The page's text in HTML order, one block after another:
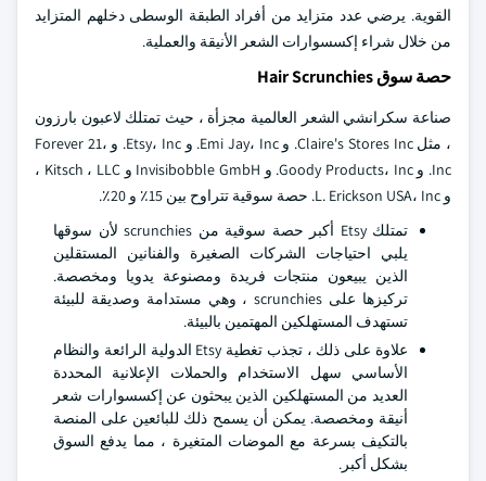
القوية. يرضي عدد متزايد من أفراد الطبقة الوسطى دخلهم المتزايد
من خلال شراء إكسسوارات الشعر الأنيقة والعملية.
حصة سوق Hair Scrunchies
صناعة سكرانشي الشعر العالمية مجزأة ، حيث تمتلك لاعبون بارزون
، مثل Claire's Stores Inc. و Emi Jay، Inc. و Etsy، Inc. و Forever 21،
Inc. و Goody Products، Inc. و Invisibobble GmbH و Kitsch ، LLC ،
و L. Erickson USA، Inc. حصة سوقية تتراوح بين 15٪ و 20٪.
تمتلك Etsy أكبر حصة سوقية من scrunchies لأن سوقها
يلبي احتياجات الشركات الصغيرة والفنانين المستقلين
الذين يبيعون منتجات فريدة ومصنوعة يدويا ومخصصة.
تركيزها على scrunchies ، وهي مستدامة وصديقة للبيئة
تستهدف المستهلكين المهتمين بالبيئة.
علاوة على ذلك ، تجذب تغطية Etsy الدولية الرائعة والنظام
الأساسي سهل الاستخدام والحملات الإعلانية المحددة
العديد من المستهلكين الذين يبحثون عن إكسسوارات شعر
أنيقة ومخصصة. يمكن أن يسمح ذلك للبائعين على المنصة
بالتكيف بسرعة مع الموضات المتغيرة ، مما يدفع السوق
بشكل أكبر.